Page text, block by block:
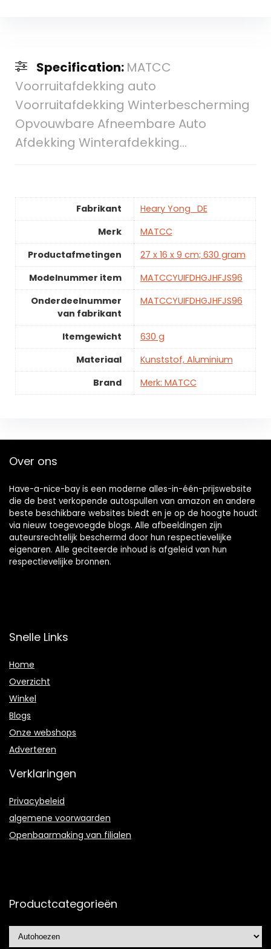
Specification: MATCC
Voorruitafdekking auto
Voorruitafdekking Winterbescherming
Opvouwbare Afneembare Auto
Afdekking Winterafdekking…
Fabrikant
Heary Yong_DE
Merk
MATCC
Productafmetingen
27 x 16 x 9 cm; 630 gram
Modelnummer item
MATCCYUIFDHGJHFJS96
Onderdeelnummer
van fabrikant
MATCCYUIFDHGJHFJS96
Itemgewicht
630 g
Materiaal
Kunststof, Aluminium
Brand
Merk: MATCC
Over ons
Have-a-nice-bay is een moderne alles-in-één-prijswebsite
die de best verkopende autospullen van amazon en andere
beste beschikbare websites biedt en je op de hoogte houdt
via nieuw toegevoegde blogs. Alle afbeeldingen zijn
auteursrechtelijk beschermd door hun respectievelijke
eigenaren. Alle geciteerde inhoud is afgeleid van hun
respectievelijke bronnen.
Snelle Links
Home
Overzicht
Winkel
Blogs
Onze webshops
Adverteren
Verklaringen
Privacybeleid
algemene voorwaarden
Openbaarmaking van filialen
Productcategorieën